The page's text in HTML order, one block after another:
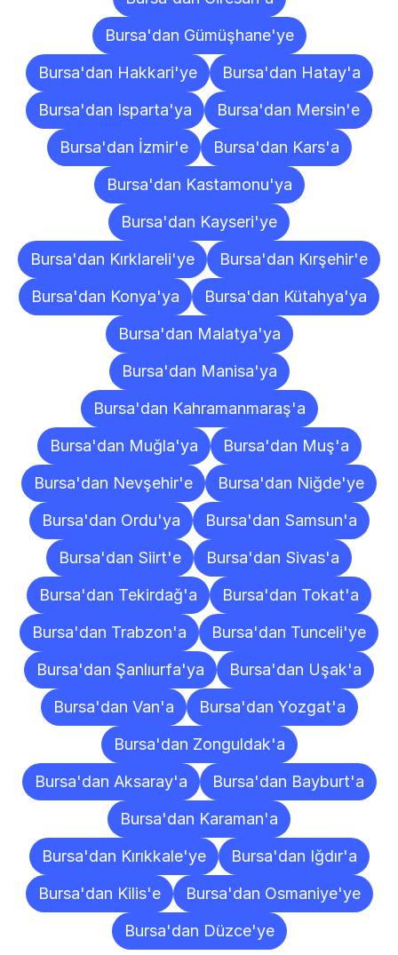
Bursa'dan Gümüşhane'ye
Bursa'dan Hakkari'ye
Bursa'dan Hatay'a
Bursa'dan Isparta'ya
Bursa'dan Mersin'e
Bursa'dan İzmir'e
Bursa'dan Kars'a
Bursa'dan Kastamonu'ya
Bursa'dan Kayseri'ye
Bursa'dan Kırklareli'ye
Bursa'dan Kırşehir'e
Bursa'dan Konya'ya
Bursa'dan Kütahya'ya
Bursa'dan Malatya'ya
Bursa'dan Manisa'ya
Bursa'dan Kahramanmaraş'a
Bursa'dan Muğla'ya
Bursa'dan Muş'a
Bursa'dan Nevşehir'e
Bursa'dan Niğde'ye
Bursa'dan Ordu'ya
Bursa'dan Samsun'a
Bursa'dan Siirt'e
Bursa'dan Sivas'a
Bursa'dan Tekirdağ'a
Bursa'dan Tokat'a
Bursa'dan Trabzon'a
Bursa'dan Tunceli'ye
Bursa'dan Şanlıurfa'ya
Bursa'dan Uşak'a
Bursa'dan Van'a
Bursa'dan Yozgat'a
Bursa'dan Zonguldak'a
Bursa'dan Aksaray'a
Bursa'dan Bayburt'a
Bursa'dan Karaman'a
Bursa'dan Kırıkkale'ye
Bursa'dan Iğdır'a
Bursa'dan Kilis'e
Bursa'dan Osmaniye'ye
Bursa'dan Düzce'ye